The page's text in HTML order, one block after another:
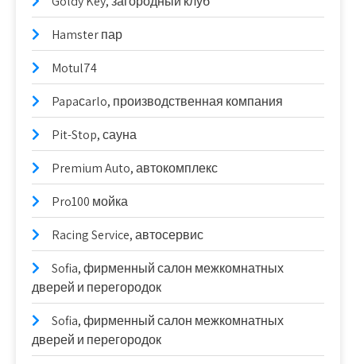
Hamster пар
Motul74
Papaсarlo, производственная компания
Pit-Stop, сауна
Premium Auto, автокомплекс
Pro100 мойка
Racing Service, автосервис
Sofia, фирменный салон межкомнатных
дверей и перегородок
Sofia, фирменный салон межкомнатных
дверей и перегородок